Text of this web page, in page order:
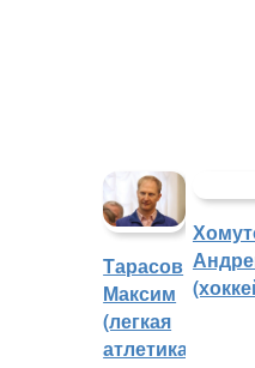
Тарасов
Максим
(легкая
атлетика)